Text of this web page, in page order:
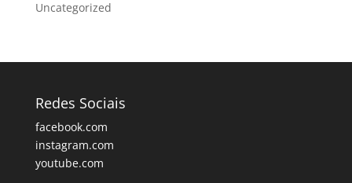
Uncategorized
Redes Sociais
facebook.com
instagram.com
youtube.com